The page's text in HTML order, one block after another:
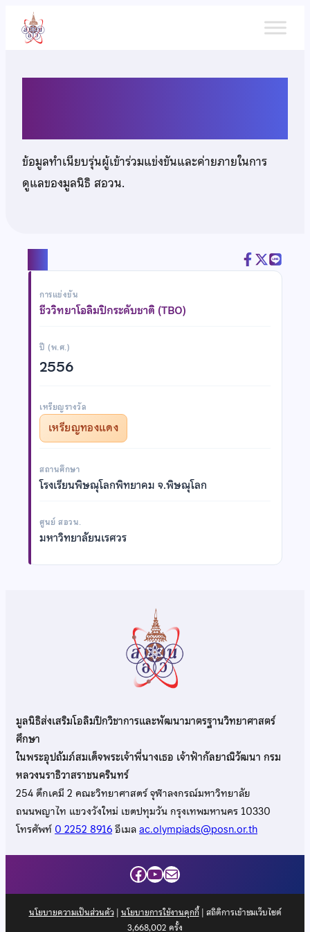
เนื้อหา
ข้อมูลทำเนียบรุ่นผู้เข้าร่วมแข่งขันและค่ายภายในการ
ดูแลของมูลนิธิ สอวน.
การแข่งขัน
ชีววิทยาโอลิมปิกระดับชาติ (TBO)
ปี (พ.ศ.)
2556
เหรียญรางวัล
เหรียญทองแดง
สถานศึกษา
โรงเรียนพิษณุโลกพิทยาคม จ.พิษณุโลก
ศูนย์ สอวน.
มหาวิทยาลัยนเรศวร
มูลนิธิส่งเสริมโอลิมปิกวิชาการและพัฒนามาตรฐานวิทยาศาสตร์
ศึกษา
ในพระอุปถัมภ์สมเด็จพระเจ้าพี่นางเธอ เจ้าฟ้ากัลยาณิวัฒนา กรม
หลวงนราธิวาสราชนครินทร์
254 ตึกเคมี 2 คณะวิทยาศาสตร์ จุฬาลงกรณ์มหาวิทยาลัย
ถนนพญาไท แขวงวังใหม่ เขตปทุมวัน กรุงเทพมหานคร 10330
โทรศัพท์0 2252 8916อีเมลac.olympiads@posn.or.th
Facebook
YouTube
Mail
นโยบายความเป็นส่วนตัว| นโยบายการใช้งานคุกกี้| สถิติการเข้าชมเว็บไซต์
3,668,002 ครั้ง